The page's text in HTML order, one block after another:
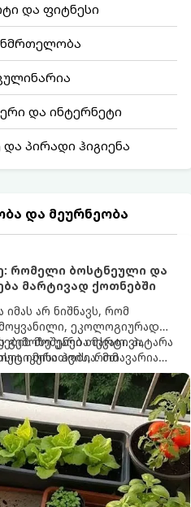
და ფიტნესი
და ინტერნეტი
პირადი ჰიგიენა
და მეურნეობა
რომელი ბოსტნეული და
მარტივად ქოთნებში
არ ნიშნავს, რომ
ეკოლოგიურად
უარი თქვათ. პატარა
იმისათვის, რომ
საიდანაც
არომატულ მწვანილსა
მოშენება მარტივი,
ჰობია. მთავარია
ეგუებიან
კარგად და როგორ